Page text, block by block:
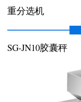
重分选机
SG-JN10胶囊秤